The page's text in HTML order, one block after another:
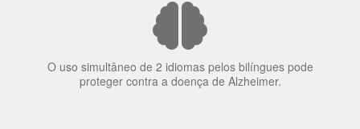
O uso simultâneo de 2 idiomas pelos bilíngues pode
proteger contra a doença de Alzheimer.